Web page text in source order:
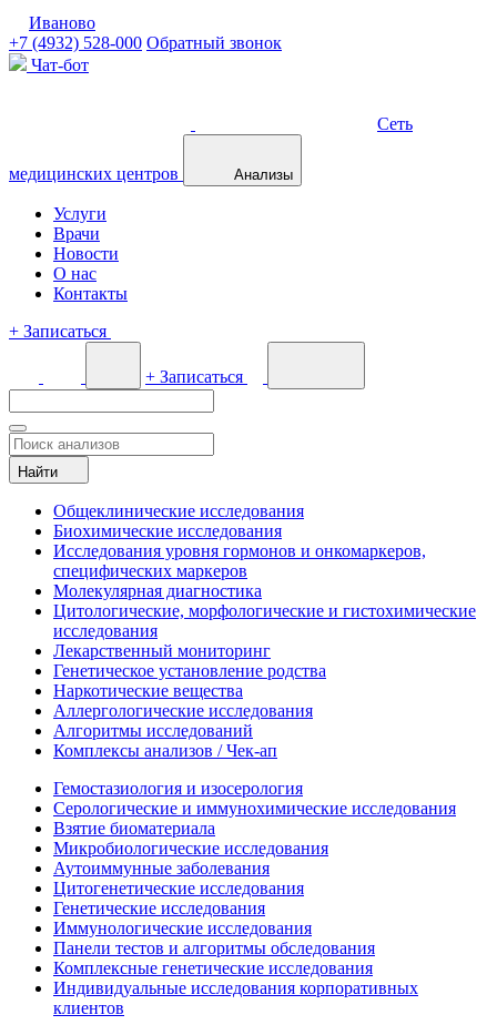
Иваново
+7 (4932) 528-000 Обратный звонок
Чат-бот
Сеть
медицинских центров Анализы
Услуги
Врачи
Новости
О нас
Контакты
+ Записаться
+ Записаться
Найти
Общеклинические исследования
Биохимические исследования
Исследования уровня гормонов и онкомаркеров,
специфических маркеров
Молекулярная диагностика
Цитологические, морфологические и гистохимические
исследования
Лекарственный мониторинг
Генетическое установление родства
Наркотические вещества
Аллергологические исследования
Алгоритмы исследований
Комплексы анализов / Чек-ап
Гемостазиология и изосерология
Серологические и иммунохимические исследования
Взятие биоматериала
Микробиологические исследования
Аутоиммунные заболевания
Цитогенетические исследования
Генетические исследования
Иммунологические исследования
Панели тестов и алгоритмы обследования
Комплексные генетические исследования
Индивидуальные исследования корпоративных
клиентов